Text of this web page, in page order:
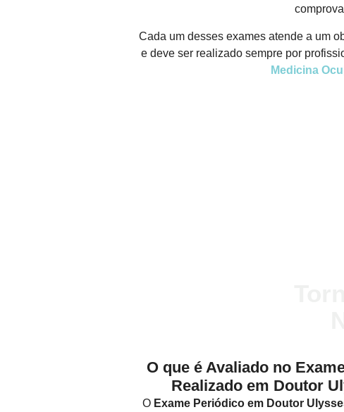
Cada um desses exames atende a um
e deve ser realizado sempre por
Medicina
O que é Avaliado no
Realizado em Doutor
O Exame Periódico em Doutor